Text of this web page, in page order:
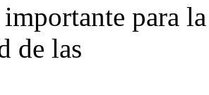
para
de las